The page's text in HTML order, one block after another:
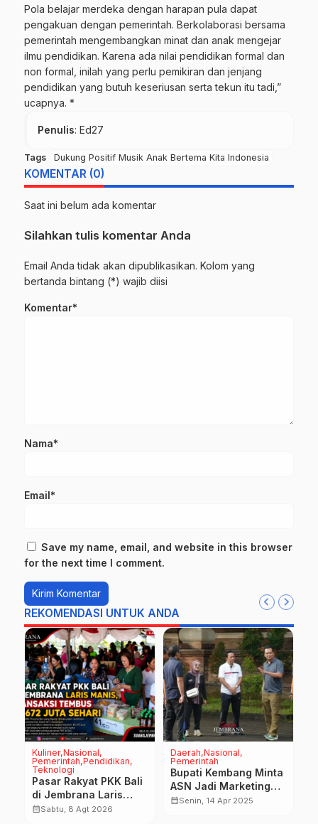
Pola belajar merdeka dengan harapan pula dapat
pengakuan dengan pemerintah. Berkolaborasi bersama
pemerintah mengembangkan minat dan anak mengejar
ilmu pendidikan. Karena ada nilai pendidikan formal dan
non formal, inilah yang perlu pemikiran dan jenjang
pendidikan yang butuh keseriusan serta tekun itu tadi,”
ucapnya. *
Penulis: Ed27
Tags Dukung Positif Musik Anak Bertema Kita Indonesia
KOMENTAR (0)
Saat ini belum ada komentar
Silahkan tulis komentar Anda
Email Anda tidak akan dipublikasikan. Kolom yang
bertanda bintang (*) wajib diisi
Komentar*
Nama*
Email*
Save my name, email, and website in this browser
for the next time I comment.
REKOMENDASI UNTUK ANDA
Kuliner Nasional
Pemerintah Pendidikan
Teknologi
Pasar Rakyat PKK Bali
di Jembrana Laris
Manis, Transaksi
calendar_monthSabtu, 8 Agt 2026
Daerah Nasional
Pemerintah
Bupati Kembang Minta
ASN Jadi Marketing
Pemerintah Daerah
calendar_monthSenin, 14 Apr 2025